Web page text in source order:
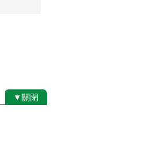
▼關閉